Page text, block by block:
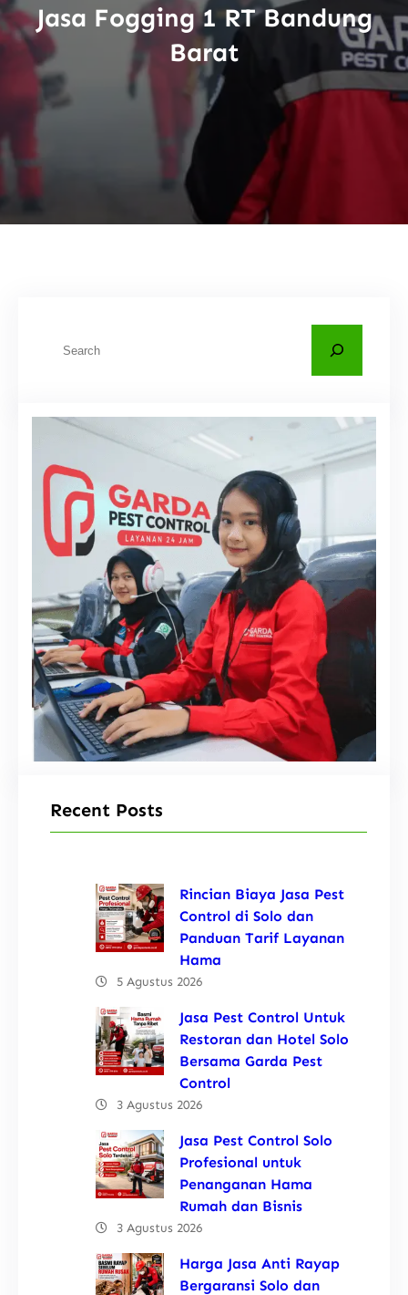
Jasa Fogging 1 RT Bandung
Barat
i
Recent Posts
Rincian Biaya Jasa Pest
Control di Solo dan
Panduan Tarif Layanan
Hama
5 Agustus 2026
Jasa Pest Control Untuk
Restoran dan Hotel Solo
Bersama Garda Pest
Control
3 Agustus 2026
Jasa Pest Control Solo
Profesional untuk
Penanganan Hama
Rumah dan Bisnis
3 Agustus 2026
Harga Jasa Anti Rayap
Bergaransi Solo dan